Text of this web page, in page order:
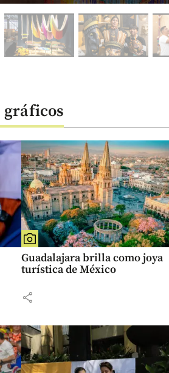
gráficos
Guadalajara brilla como joya
turística de México
share